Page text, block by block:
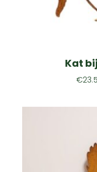
Kat
€